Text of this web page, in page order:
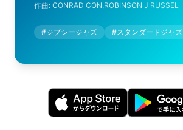
作曲: CONRAD CON,ROBINSON J RUSSEL
#ジプシージャズ #スタンダードジャズ